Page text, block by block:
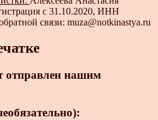
с 31.10.2020, ИНН
связи: muza@notkinastya.ru
отправлен нашим